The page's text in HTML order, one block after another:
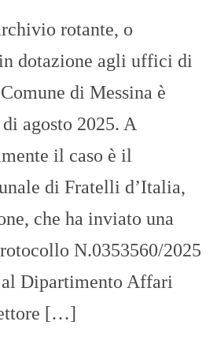
rotante, o
dotazione agli uffici di
di Messina è
agosto 2025. A
il caso è il
di Fratelli d’Italia,
che ha inviato una
N.0353560/2025
Dipartimento Affari
[…]